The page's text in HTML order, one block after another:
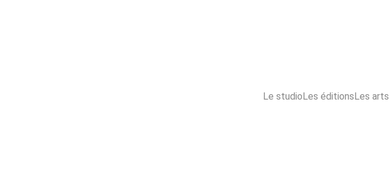
Le studioLes éditionsLes arts